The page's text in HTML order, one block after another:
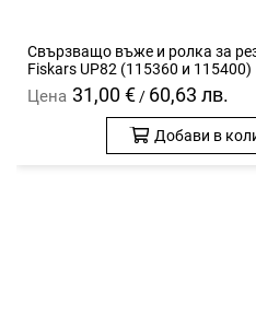
Свързващо въже и ролка за
Fiskars UP82 (115360 и 115400)
Цена 31,00 € / 60,63 лв.
Добави в